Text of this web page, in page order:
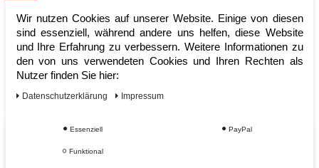
Sofort lieferbar
Kauf auf Rechnung
Wir nutzen Cookies auf unserer Website. Einige von diesen
sind essenziell, während andere uns helfen, diese Website
und Ihre Erfahrung zu verbessern. Weitere Informationen zu
den von uns verwendeten Cookies und Ihren Rechten als
Nutzer finden Sie hier:
Daten­schutz­erklärung Impressum
Essenziell PayPal
Funktional